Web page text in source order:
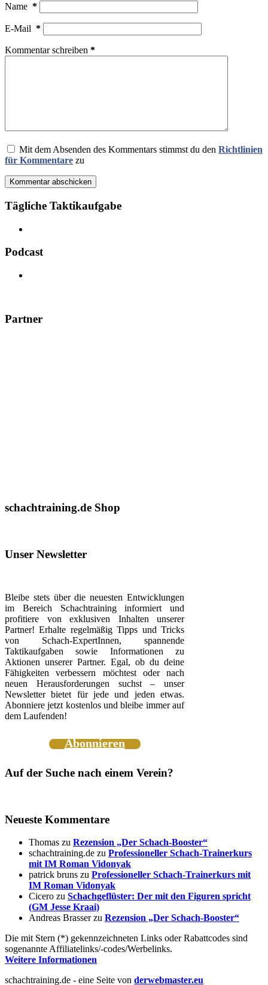
Name *
E-Mail *
Kommentar schreiben *
Mit dem Absenden des Kommentars stimmst du den Richtlinien
für Kommentare zu
Kommentar abschicken
Tägliche Taktikaufgabe
Podcast
Partner
schachtraining.de Shop
Unser Newsletter
Bleibe stets über die neuesten Entwicklungen
im Bereich Schachtraining informiert und
profitiere von exklusiven Inhalten unserer
Partner! Erhalte regelmäßig Tipps und Tricks
von Schach-ExpertInnen, spannende
Taktikaufgaben sowie Informationen zu
Aktionen unserer Partner. Egal, ob du deine
Fähigkeiten verbessern möchtest oder nach
neuen Herausforderungen suchst – unser
Newsletter bietet für jede und jeden etwas.
Abonniere jetzt kostenlos und bleibe immer auf
dem Laufenden!
Abonnieren
Auf der Suche nach einem Verein?
Neueste Kommentare
Thomas zu Rezension „Der Schach-Booster“
schachtraining.de zu Professioneller Schach-Trainerkurs
mit IM Roman Vidonyak
patrick bruns zu Professioneller Schach-Trainerkurs mit
IM Roman Vidonyak
Cicero zu Schachgeflüster: Der mit den Figuren spricht
(GM Jesse Kraai)
Andreas Brasserzu Rezension „Der Schach-Booster“
Die mit Stern (*) gekennzeichneten Links oder Rabattcodes sind
sogenannte Affiliatelinks/-codes/Werbelinks.
Weitere Informationen
schachtraining.de - eine Seite von derwebmaster.eu